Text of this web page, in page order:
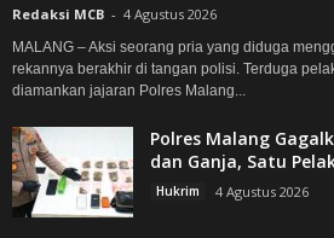
Redaksi MCB - 4 Agustus 2026
MALANG – Aksi seorang pria yang diduga
rekannya berakhir di tangan polisi. Terduga
diamankan jajaran Polres Malang...
Polres Malang
dan Ganja, Satu
Hukrim 4 Agustus 2026